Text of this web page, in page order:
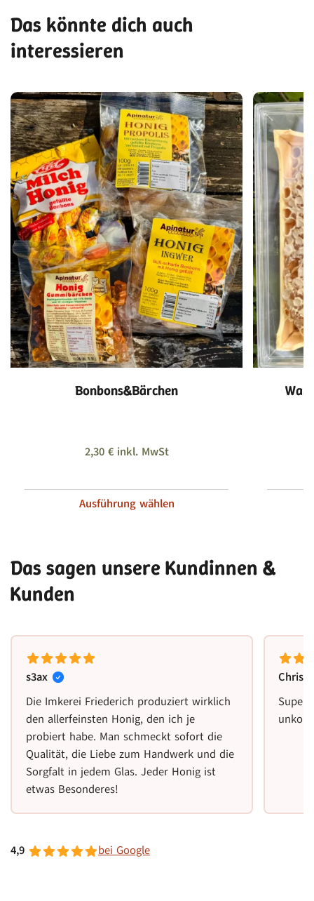
Das könnte dich auch
interessieren
Bonbons&Bärchen
2,30 €inkl. MwSt
Ausführung wählen
Das sagen unsere Kundinnen &
Kunden
s3ax
Die Imkerei Friederich produziert wirklich
den allerfeinsten Honig, den ich je
probiert habe. Man schmeckt sofort die
Qualität, die Liebe zum Handwerk und die
Sorgfalt in jedem Glas. Jeder Honig ist
etwas Besonderes!
Super
4,9 bei Google